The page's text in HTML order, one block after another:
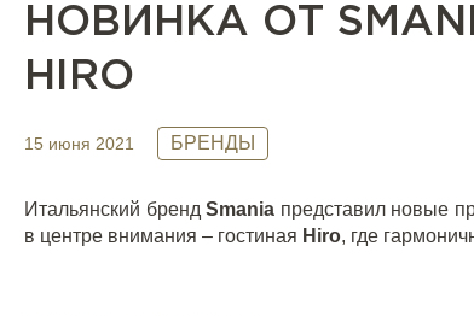
НОВИНКА ОТ
HIRO
15 июня 2021 БРЕНДЫ
Итальянский брендSmania представил новые
в центре внимания – гостиная Hiro, где